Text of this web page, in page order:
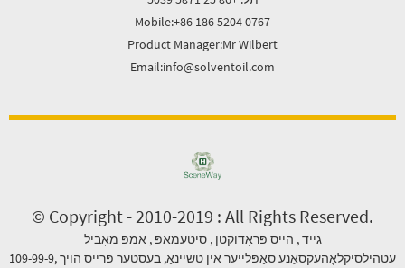
Mobile:+86 186 5204 0767
Product Manager:Mr Wilbert
Email:info@solventoil.com
© Copyright - 2010-2019 : All Rights Reserved.
גייד, הייס פּראָדוקטן,סיטעמאַפּ,אַמפּ מאָביל
109-99-9, עטהילסיקלאָהעקסאַנע סאַפּלייער אין טשיינאַ, בעסטער פּרייס הויך